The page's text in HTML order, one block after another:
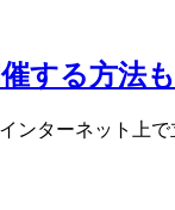
する方法も
ンターネット上